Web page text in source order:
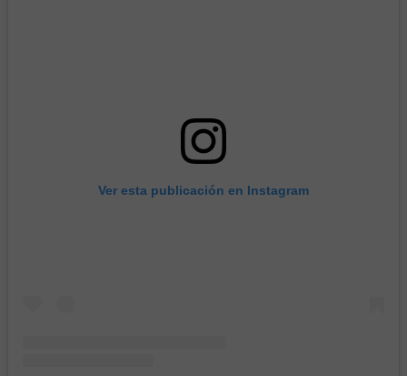
Ver esta publicación en Instagram